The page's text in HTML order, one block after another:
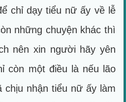
chỉ dạy tiểu nữ ấy về lễ
những chuyện khác thì
nên xin người hãy yên
còn một điều là nếu lão
chịu nhận tiểu nữ ấy làm